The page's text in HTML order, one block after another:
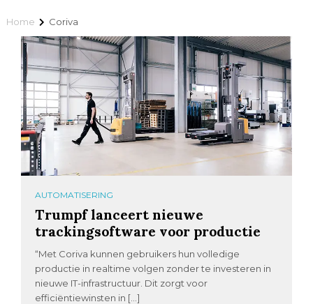
Home Coriva
AUTOMATISERING
Trumpf lanceert nieuwe
trackingsoftware voor productie
“Met Coriva kunnen gebruikers hun volledige
productie in realtime volgen zonder te investeren in
nieuwe IT-infrastructuur. Dit zorgt voor
efficiëntiewinsten in […]